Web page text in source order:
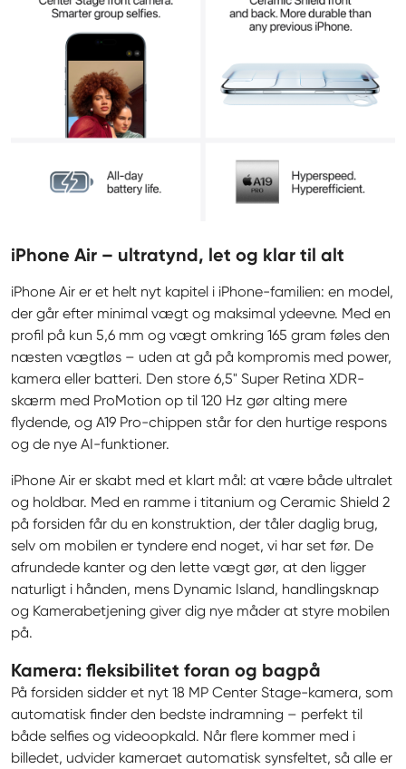
iPhone Air – ultratynd, let og klar til alt
iPhone Air er et helt nyt kapitel i iPhone-familien: en model,
der går efter minimal vægt og maksimal ydeevne. Med en
profil på kun 5,6 mm og vægt omkring 165 gram føles den
næsten vægtløs – uden at gå på kompromis med power,
kamera eller batteri. Den store 6,5" Super Retina XDR-
skærm med ProMotion op til 120 Hz gør alting mere
flydende, og A19 Pro-chippen står for den hurtige respons
og de nye AI-funktioner.
iPhone Air er skabt med et klart mål: at være både ultralet
og holdbar. Med en ramme i titanium og Ceramic Shield 2
på forsiden får du en konstruktion, der tåler daglig brug,
selv om mobilen er tyndere end noget, vi har set før. De
afrundede kanter og den lette vægt gør, at den ligger
naturligt i hånden, mens Dynamic Island, handlingsknap
og Kamerabetjening giver dig nye måder at styre mobilen
på.
Kamera: fleksibilitet foran og bagpå
På forsiden sidder et nyt 18 MP Center Stage-kamera, som
automatisk finder den bedste indramning – perfekt til
både selfies og videoopkald. Når flere kommer med i
billedet, udvider kameraet automatisk synsfeltet, så alle er